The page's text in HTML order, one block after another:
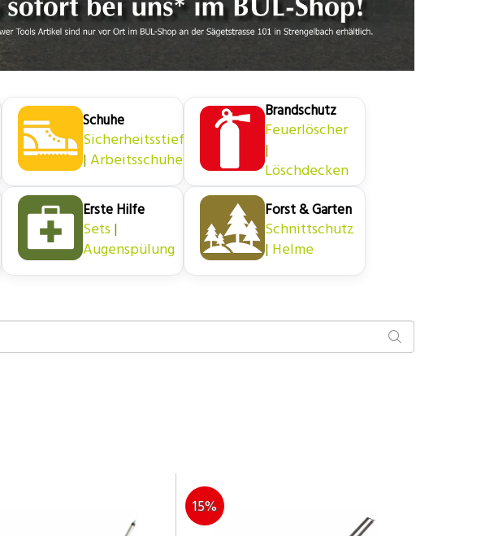
Schuhe
Sicherheitsstiefel
|Arbeitsschuhe
Brandschutz
Feuerlöscher
|
Löschdecken
Erste Hilfe
Sets|
Augenspülung
Forst & Garten
Schnittschutz
| Helme
15%